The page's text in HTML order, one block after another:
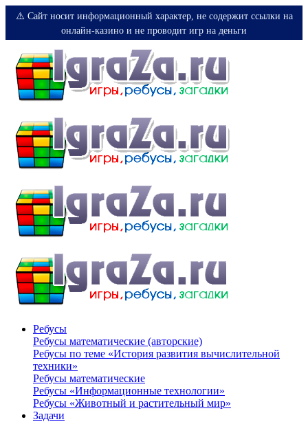
⚠️ Сайт носит информационный характер, не содержит ссылки на
онлайн-казино и не проводит игр на деньги
Ребусы
Ребусы математические (авторские)
Ребусы по теме «История развития вычислительной
техники»
Ребусы математические
Ребусы «Информационные технологии»
Ребусы «Животный и растительный мир»
Задачи